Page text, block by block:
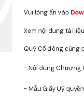
Vui lòng ấn vào
Xem nội dung tài liệu
Quý Cổ đông cũng
- Nội dung Chương
- Mẫu Giấy Uỷ